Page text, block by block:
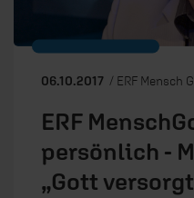
06.10.2017 / ERF Mensch
ERF
persönlich -
„Gott